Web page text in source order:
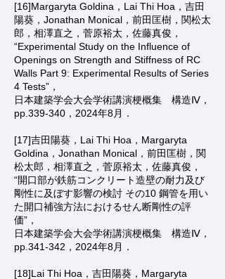
[16]Margaryta Goldina，Lai Thi Hoa，吉田
陽葵，Jonathan Monical，前田匡樹，関松太
郎，相澤直之，菅原裕太，佐藤真俊，
“Experimental Study on the Influence of
Openings on Strength and Stiffness of RC
Walls Part 9: Experimental Results of Series
4 Tests”，
日本建築学会大会学術講演梗概集 構造Ⅳ，
pp.339-340，2024年8月．
[17]吉田陽葵，Lai Thi Hoa，Margaryta
Goldina，Jonathan Monical，前田匡樹，関
松太郎，相澤直之，菅原裕太，佐藤真俊，
“開口部が鉄筋コンクリート造壁の耐力及び
剛性に及ぼす影響の検討 その10 鋼管を用い
た開口補強方法におけるせん断剛性の評
価”，
日本建築学会大会学術講演梗概集 構造Ⅳ，
pp.341-342，2024年8月．
[18]Lai Thi Hoa，吉田陽葵，Margaryta